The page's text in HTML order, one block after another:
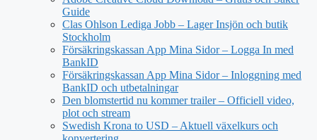
Guide
Clas Ohlson Lediga Jobb – Lager Insjön och butik
Stockholm
Försäkringskassan App Mina Sidor – Logga In med
BankID
Försäkringskassan App Mina Sidor – Inloggning med
BankID och utbetalningar
Den blomstertid nu kommer trailer – Officiell video,
plot och stream
Swedish Krona to USD – Aktuell växelkurs och